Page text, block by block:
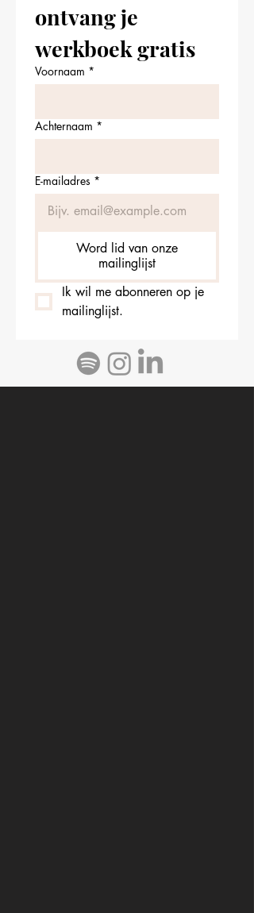
ontvang je
werkboek gratis
Voornaam *
Achternaam *
E-mailadres *
Word lid van onze
mailinglijst
Ik wil me abonneren op je
mailinglijst.